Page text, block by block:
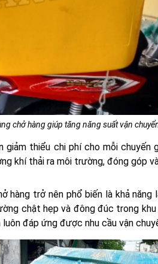
chở hàng giúp tăng năng suất vận
thiểu chi phí cho mỗi chuyến
khí thải ra môi trường, đóng góp
hàng trở nên phổ biến là khả
chật hẹp và đông đúc trong
đáp ứng được nhu cầu vận